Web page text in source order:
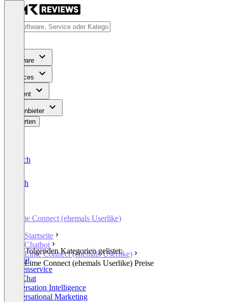
Software
Services
Content
Für Anbieter
Bewerten
Deutsch
English
Lime Connect (ehemals Userlike)
Startseite
Chatbot
Lime Connect (ehemals Userlike)
Lime Connect (ehemals Userlike) Preise
In den folgenden Kategorien gelistet:
Chatbot
Kundenservice
Live Chat
Conversation Intelligence
Conversational Marketing